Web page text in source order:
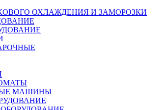
ОХЛАЖДЕНИЯ И ЗАМОРОЗКИ
МАШИНЫ